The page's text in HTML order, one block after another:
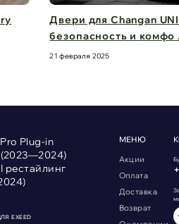
Двери для Changan
безопасность и комфо
21 февраля 2025
Plug-in
рестайлинг
EXEED
МЕНЮ
Акции
Оплата
Доставка
Возврат